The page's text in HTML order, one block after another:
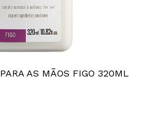
AS MÃOS FIGO 320ML